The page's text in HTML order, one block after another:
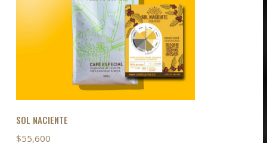
elegir
en
la
página
de
producto
SOL NACIENTE
$55,600